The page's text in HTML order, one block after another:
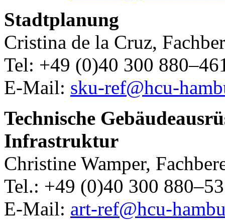
Stadtplanung
Cristina de la Cruz,
Tel: +49 (0)40 300
E-Mail: sku-ref@hcu-
Technische
Infrastruktur
Christine Wamper,
Tel.: +49 (0)40 300
E-Mail: art-ref@hcu-